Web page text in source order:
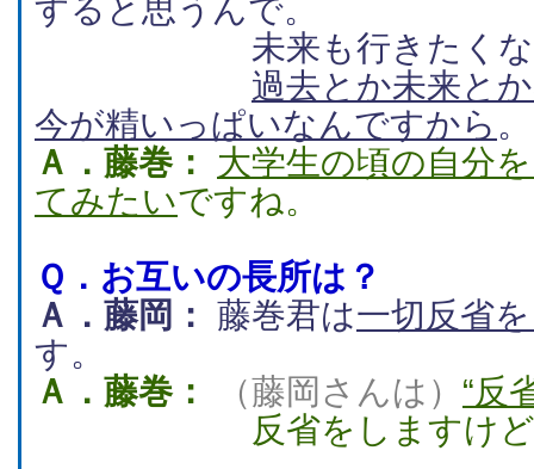
すると思うんで。
未来も行きたくない
過去とか未来と
今が精いっぱいなんですから 。
Ａ．藤巻：
大学生の頃の自分
てみたいですね。
Ｑ． お互いの長所は？
Ａ．藤岡： 藤巻君は一切反省
す。
Ａ．藤巻：
（藤岡さんは） “反
反省をしますけど、